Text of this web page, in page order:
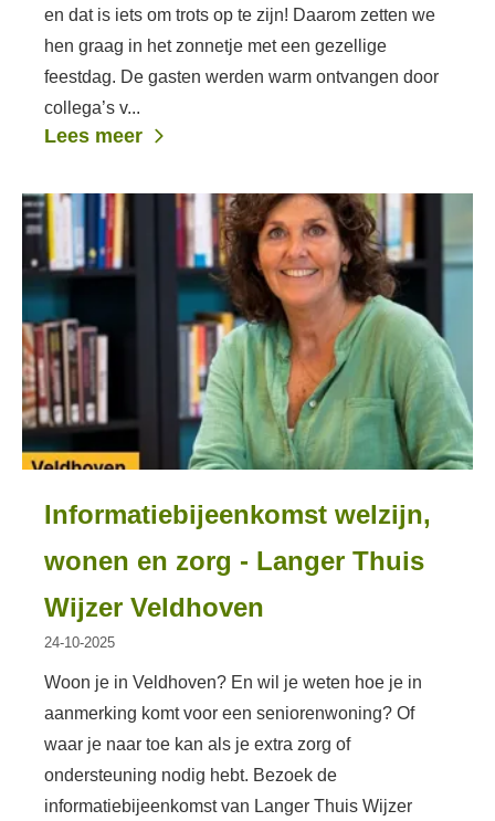
en dat is iets om trots op te zijn! Daarom zetten we
hen graag in het zonnetje met een gezellige
feestdag. De gasten werden warm ontvangen door
collega’s v...
Lees meer
Informatiebijeenkomst welzijn,
wonen en zorg - Langer Thuis
Wijzer Veldhoven
24-10-2025
Woon je in Veldhoven? En wil je weten hoe je in
aanmerking komt voor een seniorenwoning? Of
waar je naar toe kan als je extra zorg of
ondersteuning nodig hebt. Bezoek de
informatiebijeenkomst van Langer Thuis Wijzer